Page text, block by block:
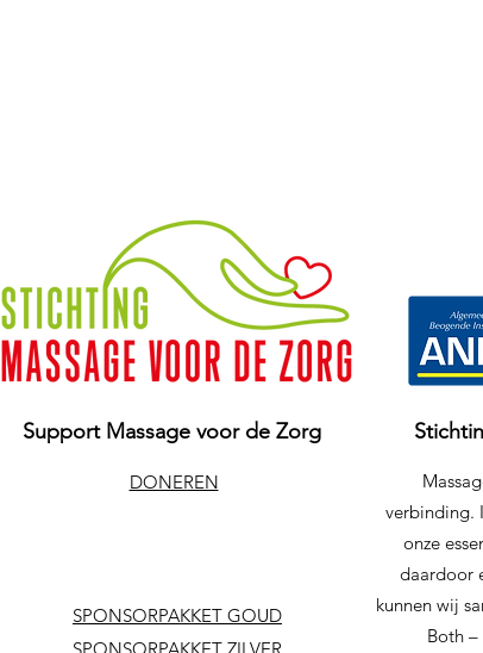
Support Massage voor de Zorg
DONEREN
SPONSORPAKKET GOUD
verbinding.
onze
daardoor
kunnen wij
Both –